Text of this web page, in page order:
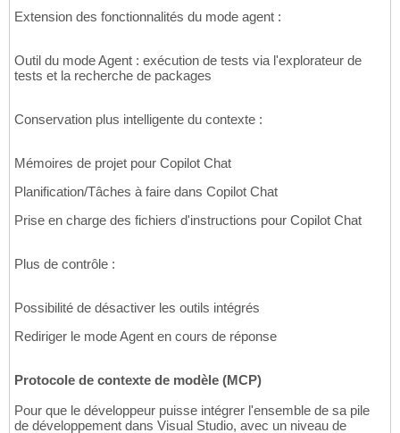
Extension des fonctionnalités du mode agent :
Outil du mode Agent : exécution de tests via l'explorateur de
tests et la recherche de packages
Conservation plus intelligente du contexte :
Mémoires de projet pour Copilot Chat
Planification/Tâches à faire dans Copilot Chat
Prise en charge des fichiers d'instructions pour Copilot Chat
Plus de contrôle :
Possibilité de désactiver les outils intégrés
Rediriger le mode Agent en cours de réponse
Protocole de contexte de modèle (MCP)
Pour que le développeur puisse intégrer l'ensemble de sa pile
de développement dans Visual Studio, avec un niveau de